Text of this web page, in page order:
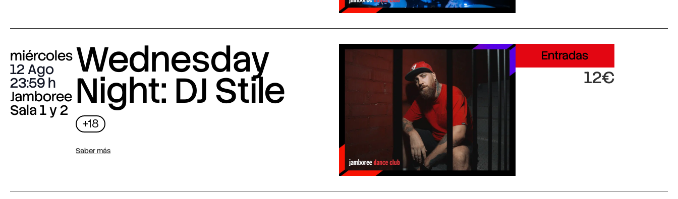
miércoles
12 Ago
23:59
Jamboree
Sala 1 y 2
Wednesday
Night: DJ Stile
+18
Saber más
Entradas
12€